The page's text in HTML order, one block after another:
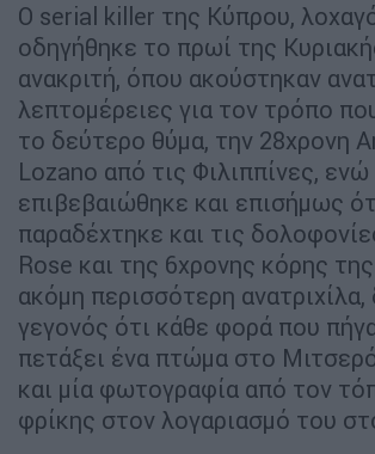
Ο serial killer της Κύπρου,
οδηγήθηκε το πρωί της
ανακριτή, όπου ακούστηκαν
λεπτομέρειες για τον τρόπο
το δεύτερο θύμα, την 28χρονη
Lozano από τις Φιλιππίνες, ενώ
επιβεβαιώθηκε και επισήμως
παραδέχτηκε και τις
Rose και της 6χρονης κόρης
ακόμη περισσότερη ανατριχίλα,
γεγονός ότι κάθε φορά που
πετάξει ένα πτώμα στο
και μία φωτογραφία από τον
φρίκης στον λογαριασμό του